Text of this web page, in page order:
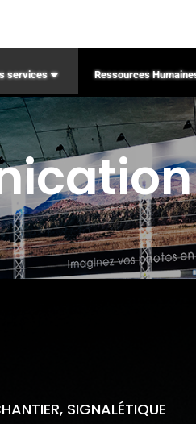
services Ressources
SIGNALÉTIQUE